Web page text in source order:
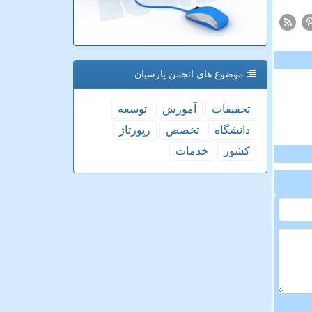
موضوع های انجمن پارسیان
تحقیقات آموزش
توسعه
دانشگاه
تخصص
رپورتاژ
كشور
خدمات